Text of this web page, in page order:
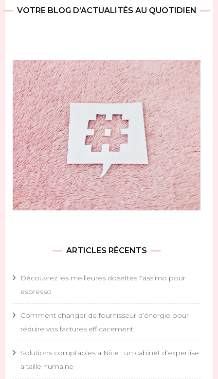
VOTRE BLOG D’ACTUALITÉS AU QUOTIDIEN
ARTICLES RÉCENTS
Découvrez les meilleures dosettes Tassimo pour
espresso
Comment changer de fournisseur d’énergie pour
réduire vos factures efficacement
Solutions comptables a Nice : un cabinet d’expertise
a taille humaine